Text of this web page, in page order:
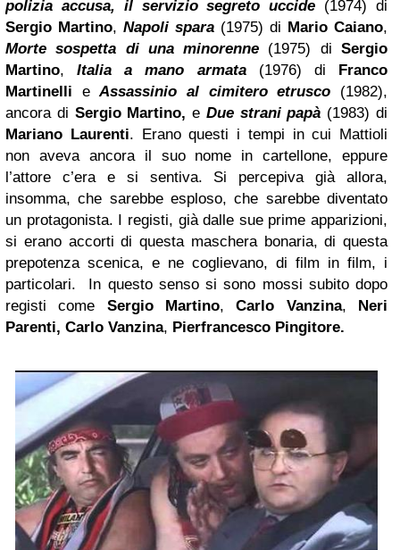
polizia accusa, il servizio segreto uccide (1974) di
Sergio Martino, Napoli spara (1975) di Mario Caiano,
Morte sospetta di una minorenne (1975) diSergio
Martino,Italia a mano armata(1976) di
Franco
Martinelli eAssassinio al cimitero etrusco (1982),
ancora di Sergio Martino,e Due strani papà (1983) di
Mariano Laurenti. Erano questi i tempi in cui Mattioli
non aveva ancora il suo nome in cartellone, eppure
l’attore c’era e si sentiva. Si percepiva già allora,
insomma, che sarebbe esploso, che sarebbe diventato
un protagonista. I registi, già dalle sue prime apparizioni,
si erano accorti di questa maschera bonaria, di questa
prepotenza scenica, e ne coglievano, di film in film, i
particolari. In questo senso si sono mossi subito dopo
registi come Sergio Martino,Carlo Vanzina,
Neri
Parenti, Carlo Vanzina, Pierfrancesco Pingitore.